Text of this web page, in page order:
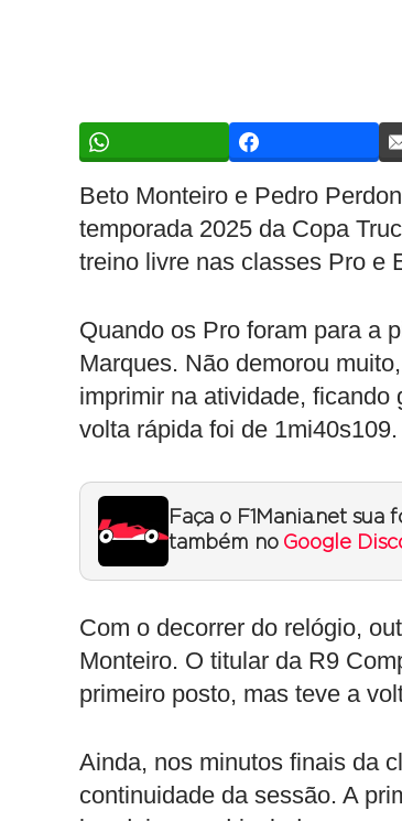
Beto Monteiro e Pedro
temporada 2025 da Copa
treino livre nas classes Pro e
Quando os Pro foram para a
Marques. Não demorou
imprimir na atividade, ficando
volta rápida foi de 1mi40s109.
Faça o F1Mania.net
também no Google
Com o decorrer do relógio,
Monteiro. O titular da R9
primeiro posto, mas teve a
Ainda, nos minutos finais da
continuidade da sessão. A